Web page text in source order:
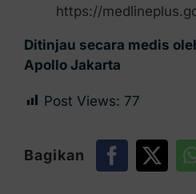
https://
Ditinjau secara medis
Apollo Jakarta
Post Views: 77
Bagikan